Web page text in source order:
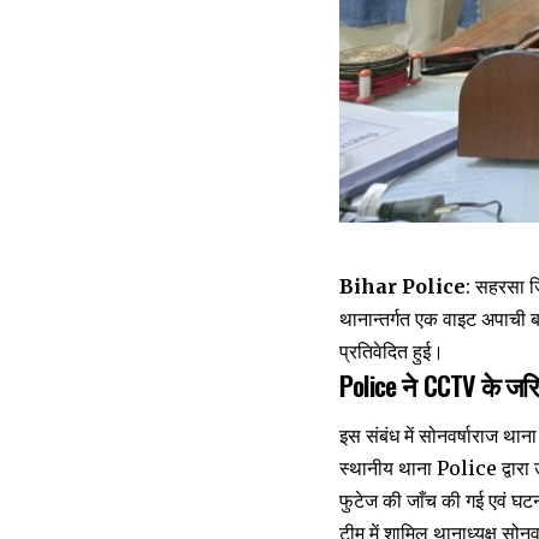
Bihar Police: सहरसा
थानान्तर्गत एक वाइट
प्रतिवेदित हुई।
Police ने CCTV के
इस संबंध में सोनवर्षाराज
स्थानीय थाना Police
फुटेज की जाँच की गई एवं
टीम में शामिल थानाध्यक्ष